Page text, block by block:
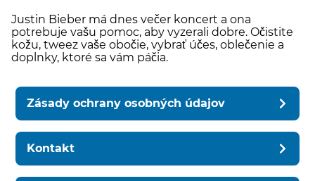
Justin Bieber má dnes večer koncert a ona
potrebuje vašu pomoc, aby vyzerali dobre. Očistite
kožu, tweez vaše obočie, vybrať účes, oblečenie a
doplnky, ktoré sa vám páčia.
Zásady ochrany osobných údajov
Kontakt